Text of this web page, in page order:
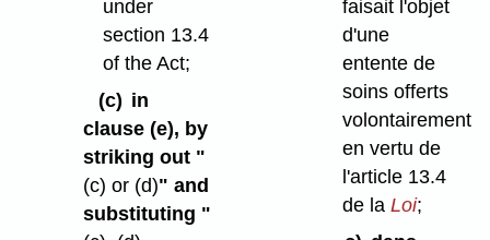
under
section 13.4
of the Act;
(c) in
clause (e), by
striking out "
(c) or (d)" and
substituting "
faisait l'objet
d'une
entente de
soins offerts
volontairement
en vertu de
l'article 13.4
de la Loi;